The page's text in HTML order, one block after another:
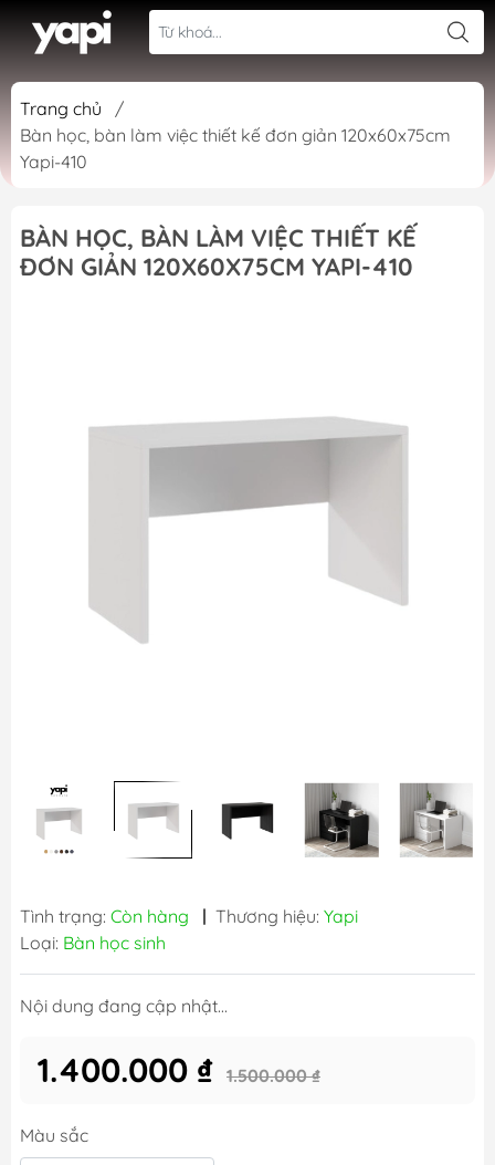
Trang chủ
/
Bàn học, bàn làm việc thiết kế đơn giản 120x60x75cm
Yapi-410
BÀN HỌC, BÀN LÀM VIỆC THIẾT KẾ
ĐƠN GIẢN 120X60X75CM YAPI-410
Tình trạng: Còn hàng | Thương hiệu: Yapi
Loại: Bàn học sinh
Nội dung đang cập nhật...
1.400.000 ₫ 1.500.000 ₫
Màu sắc